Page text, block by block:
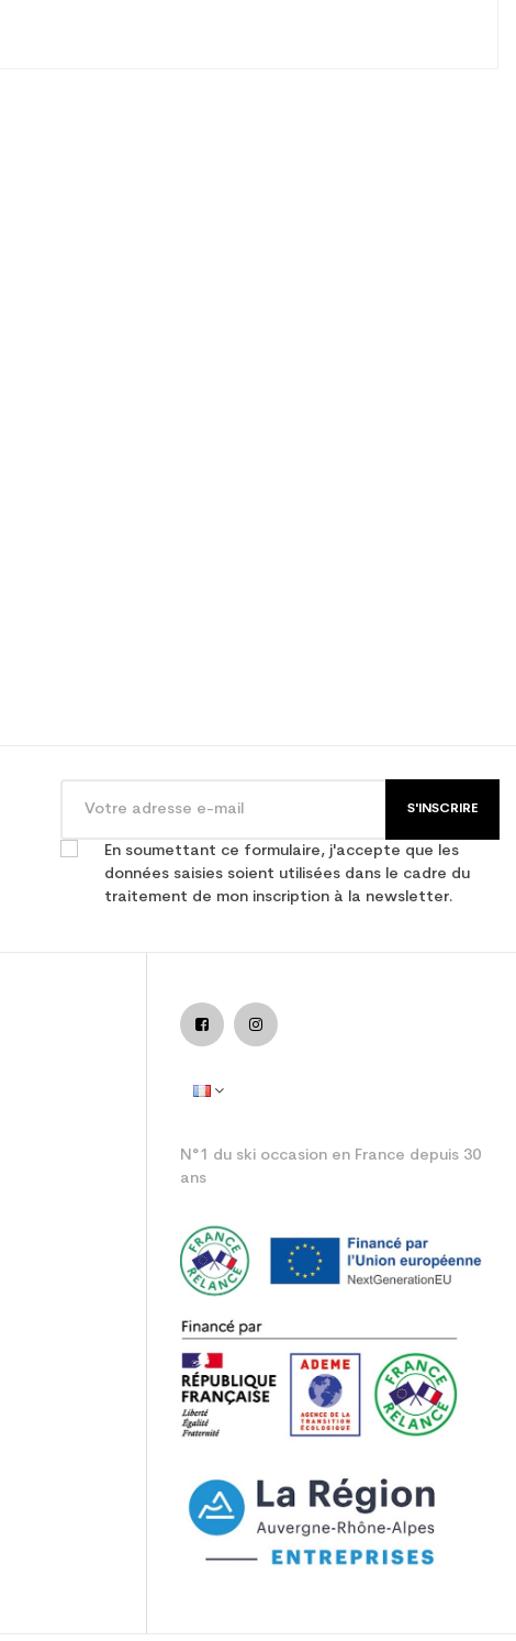
S'INSCRIRE
En soumettant ce formulaire, j'accepte que les
données saisies soient utilisées dans le cadre du
traitement de mon inscription à la newsletter.
N°1 du ski occasion en France depuis 30
ans